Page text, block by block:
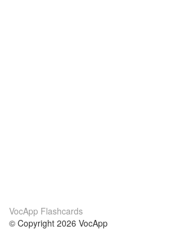
VocApp Flashcards
© Copyright 2026 VocApp